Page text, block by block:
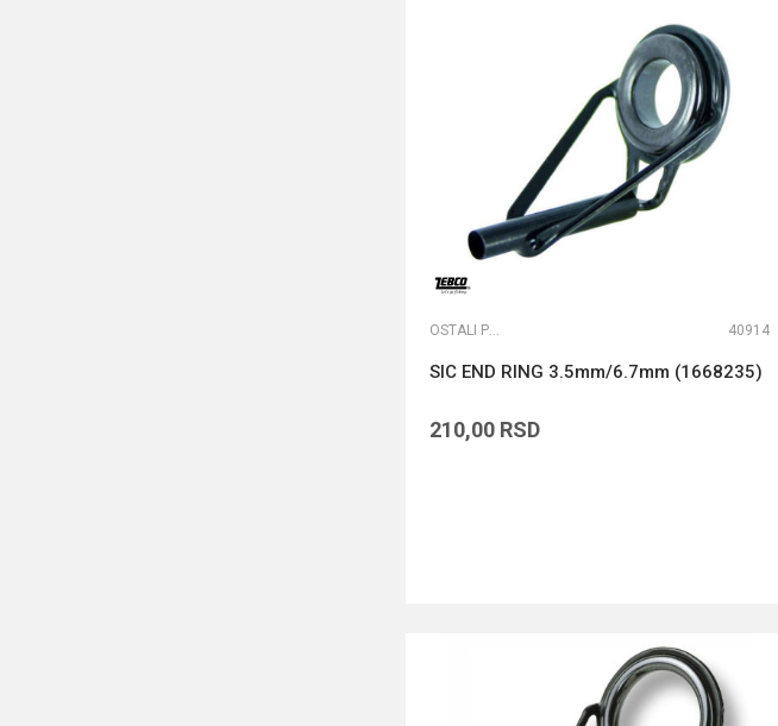
OSTALI PRIBOR 40914
SIC END RING 3.5mm/6.7mm (1668235)
210,00 RSD